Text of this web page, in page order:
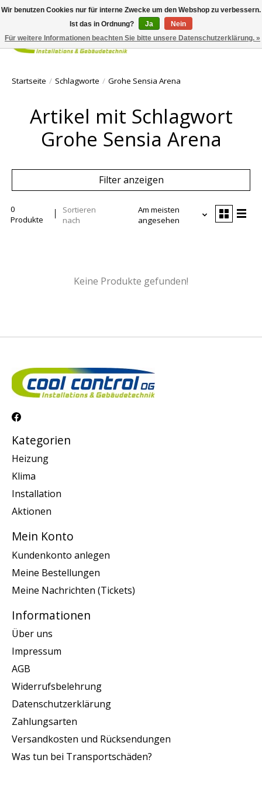
Ihr
Startseite / Schlagworte / Grohe Sensia Arena
Artikel mit Schlagwort
Grohe Sensia Arena
Filter anzeigen
0
Produkte
Sortieren
nach
Am meisten
angesehen
Keine Produkte gefunden!
Kategorien
Heizung
Klima
Installation
Aktionen
Mein Konto
Kundenkonto anlegen
Meine Bestellungen
Meine Nachrichten (Tickets)
Informationen
Über uns
Impressum
AGB
Widerrufsbelehrung
Datenschutzerklärung
Zahlungsarten
Versandkosten und Rücksendungen
Was tun bei Transportschäden?
Wir benutzen Cookies nur für interne Zwecke um den Webshop zu verbessern.
Ist das in Ordnung?
Ja
Nein
Für weitere Informationen beachten Sie bitte unsere Datenschutzerklärung. »